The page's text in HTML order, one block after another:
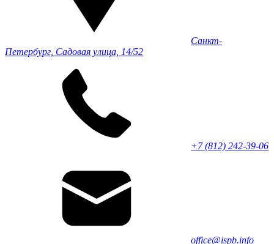
Санкт-
Петербург, Садовая улица, 14/52
+7 (812) 242-39-06
office@ispb.info